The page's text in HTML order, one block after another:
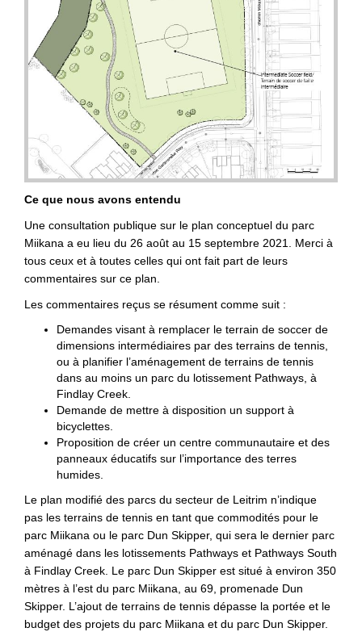
Ce que nous avons entendu
Une consultation publique sur le plan conceptuel du parc
Miikana a eu lieu du 26 août au 15 septembre 2021. Merci à
tous ceux et à toutes celles qui ont fait part de leurs
commentaires sur ce plan.
Les commentaires reçus se résument comme suit :
Demandes visant à remplacer le terrain de soccer de
dimensions intermédiaires par des terrains de tennis,
ou à planifier l’aménagement de terrains de tennis
dans au moins un parc du lotissement Pathways, à
Findlay Creek.
Demande de mettre à disposition un support à
bicyclettes.
Proposition de créer un centre communautaire et des
panneaux éducatifs sur l’importance des terres
humides.
Le plan modifié des parcs du secteur de Leitrim n’indique
pas les terrains de tennis en tant que commodités pour le
parc Miikana ou le parc Dun Skipper, qui sera le dernier parc
aménagé dans les lotissements Pathways et Pathways South
à Findlay Creek. Le parc Dun Skipper est situé à environ 350
mètres à l’est du parc Miikana, au 69, promenade Dun
Skipper. L’ajout de terrains de tennis dépasse la portée et le
budget des projets du parc Miikana et du parc Dun Skipper.